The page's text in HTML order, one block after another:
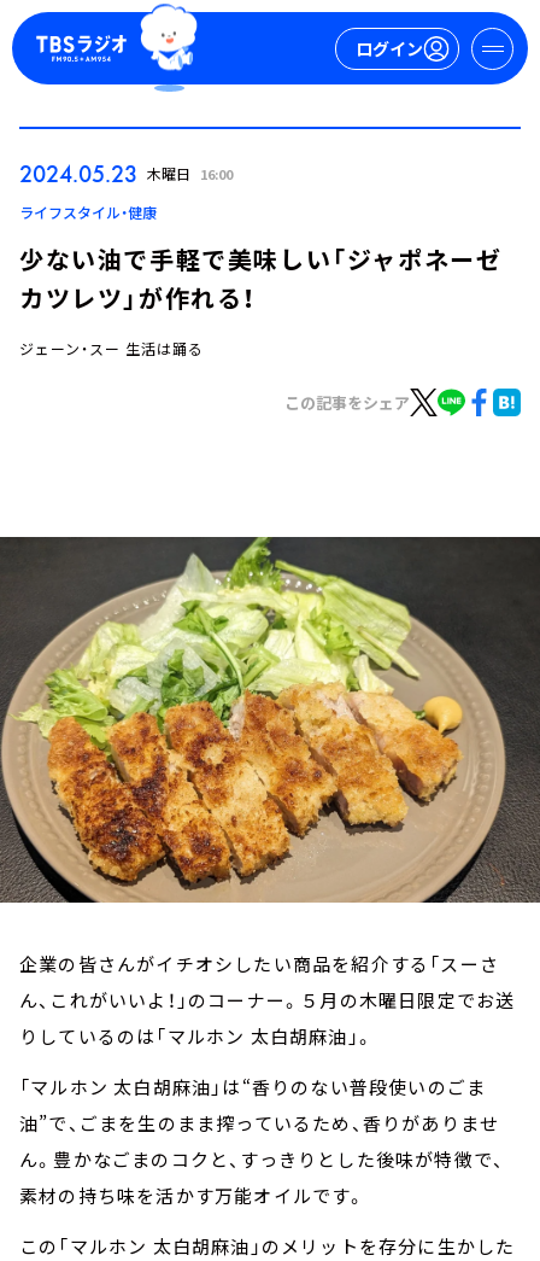
ログイン
ログイン
イベント・グッズ
YouTube
会社情報
2024.05.23 木曜日 16:00
ライフスタイル・健康
少ない油で手軽で美味しい「ジャポネーゼ
カツレツ」が作れる！
ジェーン・スー 生活は踊る
この記事をシェア
企業の皆さんがイチオシしたい商品を紹介する「スーさ
ん、これがいいよ！」のコーナー。５月の木曜日限定でお送
りしているのは「マルホン 太白胡麻油」。
「マルホン 太白胡麻油」は“香りのない普段使いのごま
油”で、ごまを生のまま搾っているため、香りがありませ
ん。豊かなごまのコクと、すっきりとした後味が特徴で、
素材の持ち味を活かす万能オイルです。
この「マルホン 太白胡麻油」のメリットを存分に生かした